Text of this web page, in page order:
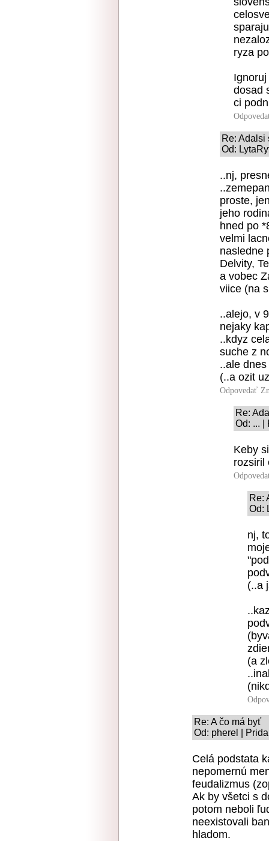
ryza
dosad
ci
Re: Adalsi
Od:
..nj,
proste,
jeho
hned po
velmi
nasledne
Delvity,
a vobec
viice (na
..alejo, v
nejaky
..kdyz
suche z
..ale
(..a ozit
Odpovedať
Re:
Od: ... |
Keby
rozsiril
Re:
Od:
nj,
(..a
(a
Re: A čo má byť
Od: pherel |
Celá podstata
nepomernú
feudalizmus
Ak by všetci s
potom neboli
neexistovali
hladom.